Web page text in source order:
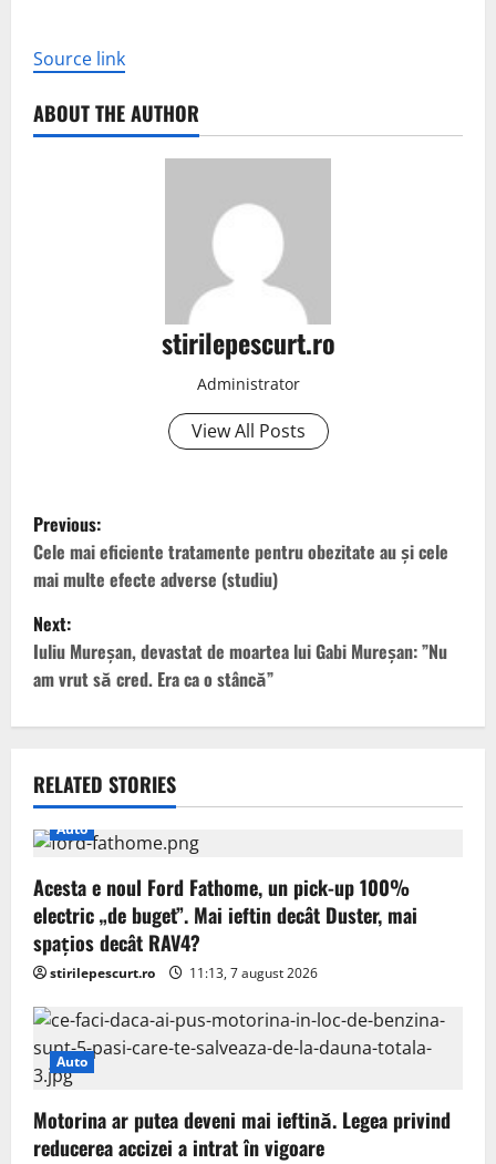
Source link
ABOUT THE AUTHOR
stirilepescurt.ro
Administrator
View All Posts
P
o
s
t
n
v
i
g
a
t
i
o
n
Previous:
Cele mai eficiente tratamente pentru obezitate au și cele
mai multe efecte adverse (studiu)
Next:
Iuliu Mureșan, devastat de moartea lui Gabi Mureșan: ”Nu
am vrut să cred. Era ca o stâncă”
RELATED STORIES
Auto
Acesta e noul Ford Fathome, un pick-up 100%
electric „de buget”. Mai ieftin decât Duster, mai
spațios decât RAV4?
stirilepescurt.ro 11:13, 7 august 2026
Auto
Motorina ar putea deveni mai ieftină. Legea privind
reducerea accizei a intrat în vigoare